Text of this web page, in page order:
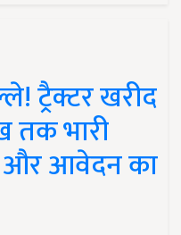
ट्रैक्टर खरीद
तक भारी
और आवेदन का